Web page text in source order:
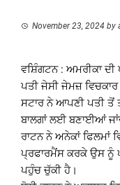
November 23, 2024 by
ਵਸ਼ਿੰਗਟਨ : ਅਮਰੀਕਾ
ਪਤੀ ਜੇਸੀ ਜੇਮਜ਼ ਵਿਚਕਾਰ
ਸਟਾਰ ਨੇ ਆਪਣੀ ਪਤੀ ਤੋਂ
ਬਾਲਗਾਂ ਲਈ ਬਣਾਈਆਂ
ਰਾਟਨ ਨੇ ਅਨੇਕਾਂ ਫਿਲਮਾਂ
ਪ੍ਰਫਾਰਮੈਂਸ ਕਰਕੇ ਉਸ ਨੂੰ
ਪਹੁੰਚ ਚੁੱਕੀ ਹੈ।